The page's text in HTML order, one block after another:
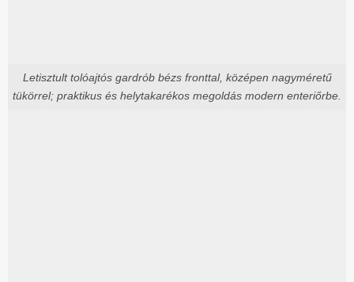
Letisztult tolóajtós gardrób bézs fronttal, középen nagyméretű
tükörrel; praktikus és helytakarékos megoldás modern enteriőrbe.